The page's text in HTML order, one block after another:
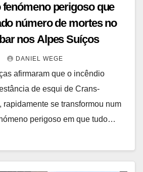
fenómeno perigoso que
número de mortes no
nos Alpes Suíços
DANIEL WEGE
afirmaram que o incêndio
de esqui de Crans-
rapidamente se transformou num
perigoso em que tudo…